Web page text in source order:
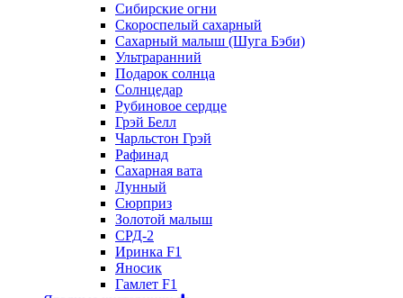
Сибирские огни
Скороспелый сахарный
Сахарный малыш (Шуга Бэби)
Ультраранний
Подарок солнца
Солнцедар
Рубиновое сердце
Грэй Белл
Чарльстон Грэй
Рафинад
Сахарная вата
Лунный
Сюрприз
Золотой малыш
СРД-2
Иринка F1
Яносик
Гамлет F1